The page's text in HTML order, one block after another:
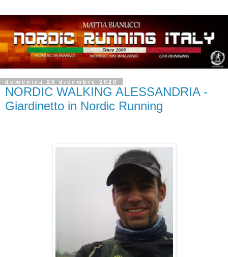
domenica 20 dicembre 2020
NORDIC WALKING ALESSANDRIA -
Giardinetto in Nordic Running